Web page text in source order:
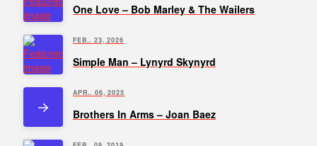
One Love – Bob Marley & The Wailers
FEB.. 23, 2026
Simple Man – Lynyrd Skynyrd
APR.. 06, 2025
Brothers In Arms – Joan Baez